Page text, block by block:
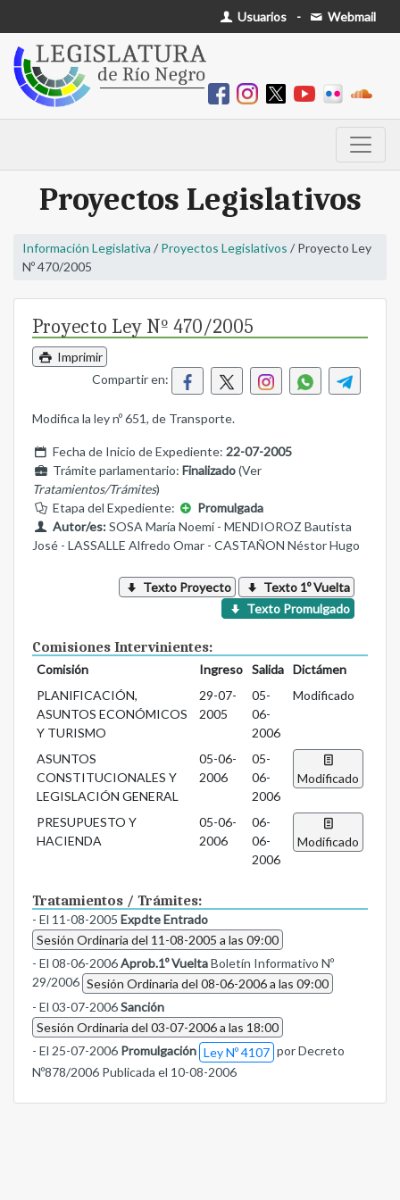
Usuarios - Webmail
Proyectos Legislativos
Información Legislativa / Proyectos Legislativos / Proyecto Ley
Nº 470/2005
Proyecto Ley Nº 470/2005
Imprimir
Compartir en:
Modifica la ley nº 651, de Transporte.
Fecha de Inicio de Expediente: 22-07-2005
Trámite parlamentario: Finalizado(Ver
Tratamientos/Trámites)
Etapa del Expediente:
Promulgada
Autor/es:SOSA María Noemí - MENDIOROZ Bautista
José - LASSALLE Alfredo Omar - CASTAÑON Néstor Hugo
Texto Proyecto
Texto 1º Vuelta
Texto Promulgado
Comisiones Intervinientes:
Comisión Ingreso Salida
Dictámen
PLANIFICACIÓN,
ASUNTOS ECONÓMICOS
Y TURISMO
29-07-
2005
05-
06-
2006
Modificado
ASUNTOS
CONSTITUCIONALES Y
LEGISLACIÓN GENERAL
05-06-
2006
05-
06-
2006
Modificado
PRESUPUESTO Y
HACIENDA
05-06-
2006
06-
06-
2006
Modificado
Tratamientos / Trámites:
- El 11-08-2005 Expdte Entrado
Sesión Ordinaria del 11-08-2005 a las 09:00
- El 08-06-2006Aprob.1º VueltaBoletín Informativo Nº
29/2006 Sesión Ordinaria del 08-06-2006 a las 09:00
- El 03-07-2006Sanción
Sesión Ordinaria del 03-07-2006 a las 18:00
- El 25-07-2006 Promulgación Ley Nº 4107 por Decreto
Nº878/2006 Publicada el 10-08-2006